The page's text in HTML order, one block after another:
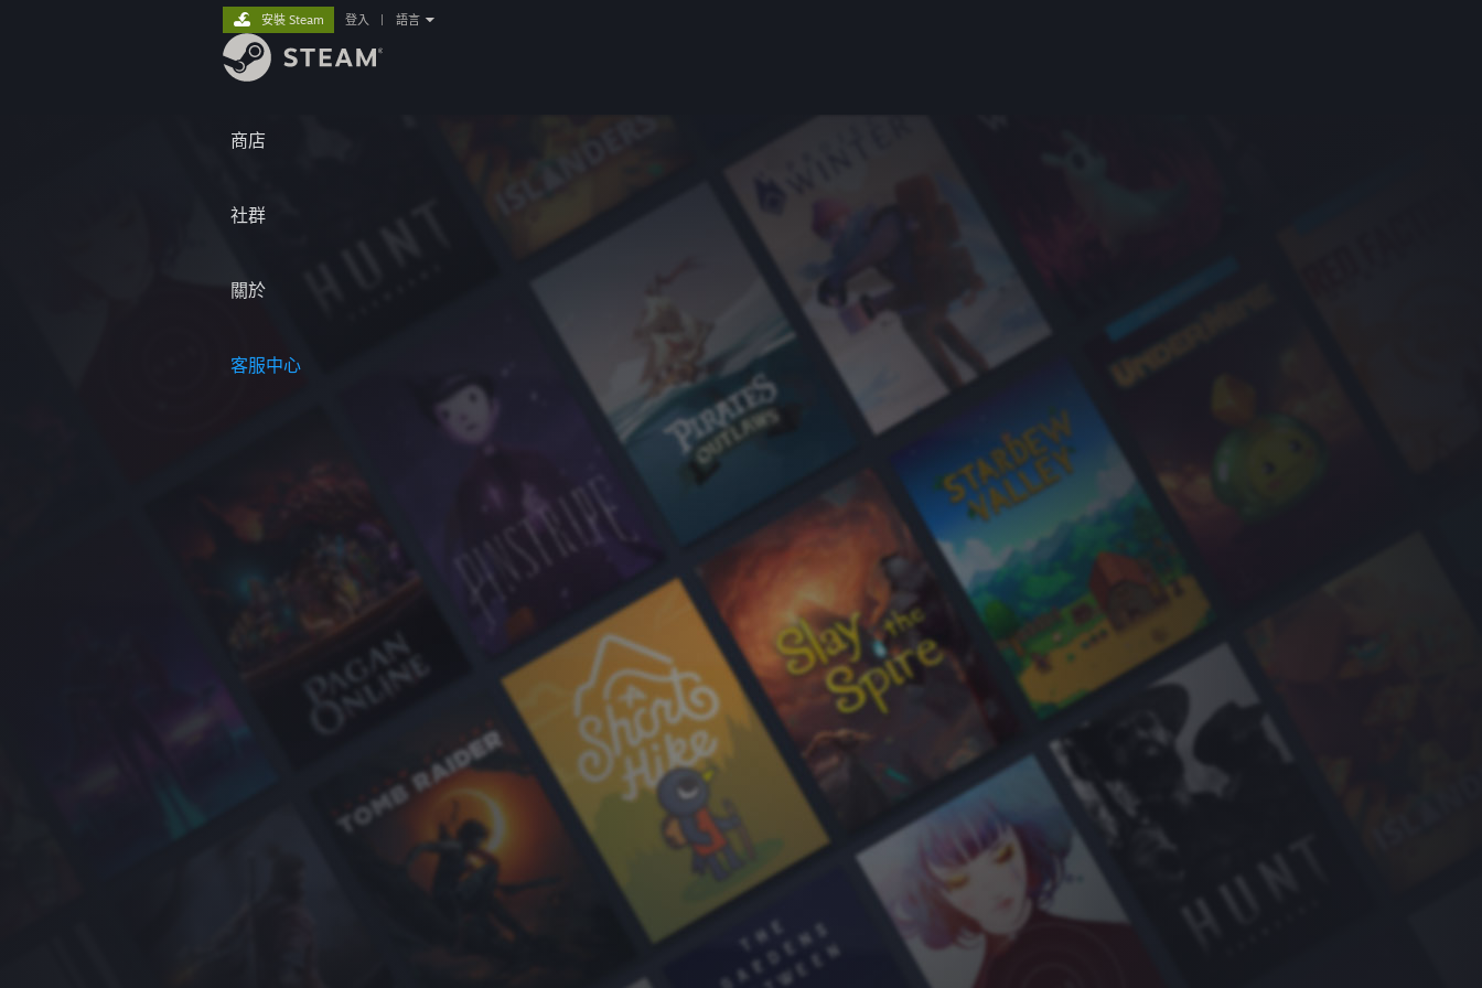
商店
社群
關於
客服中心
安裝 Steam 登入 語言